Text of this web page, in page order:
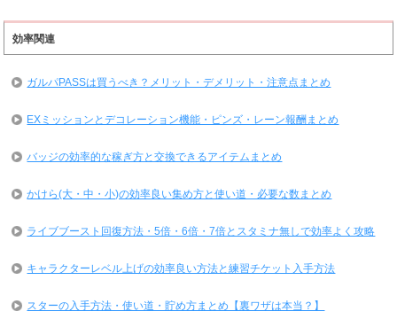
効率関連
ガルパPASSは買うべき？メリット・デメリット・注意点まとめ
EXミッションとデコレーション機能・ピンズ・レーン報酬まとめ
バッジの効率的な稼ぎ方と交換できるアイテムまとめ
かけら(大・中・小)の効率良い集め方と使い道・必要な数まとめ
ライブブースト回復方法・5倍・6倍・7倍とスタミナ無しで効率よく攻略
キャラクターレベル上げの効率良い方法と練習チケット入手方法
スターの入手方法・使い道・貯め方まとめ【裏ワザは本当？】